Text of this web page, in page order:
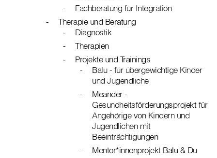
Fachberatung für Integration
Therapie und Beratung
Diagnostik
Therapien
Projekte und Trainings
Balu - für übergewichtige Kinder
und Jugendliche
Meander -
Gesundheitsförderungsprojekt für
Angehörige von Kindern und
Jugendlichen mit
Beeinträchtigungen
Mentor*innenprojekt Balu & Du